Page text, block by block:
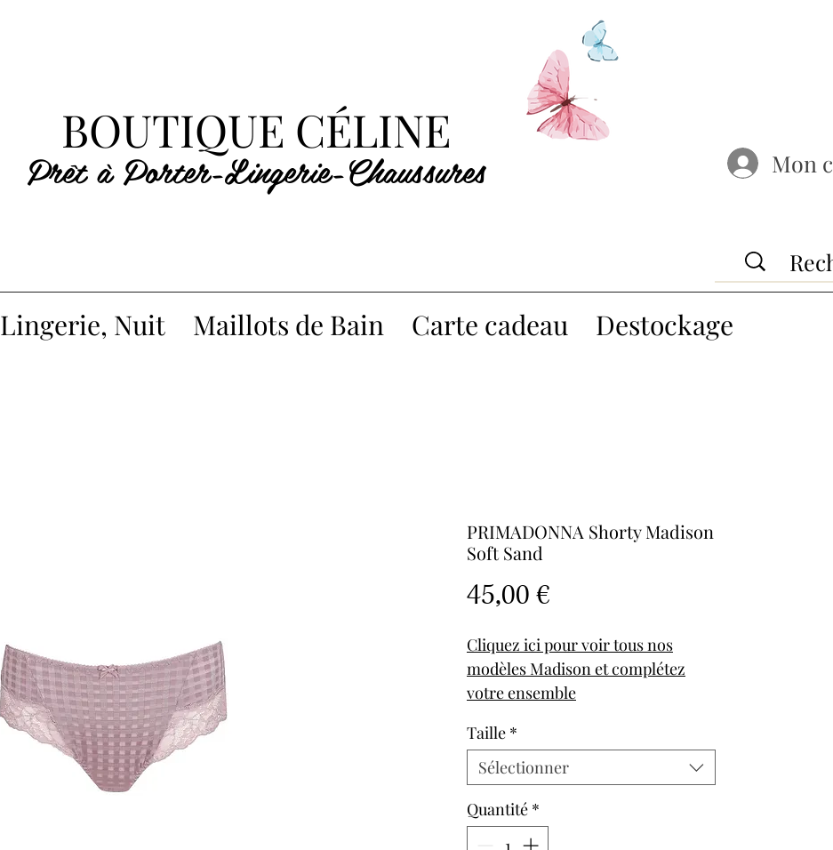
BOUTIQUE CÉLINE
Prêt à Porter-Lingerie-Chaussures Mon
Lingerie, Nuit Maillots de Bain Carte cadeau Destockage
PRIMADONNA Shorty Madison
Soft Sand
45,00 €
Cliquez ici pour voir tous nos
modèles Madison et complétez
votre ensemble
Référence 0562127SOF - Madison
Soft Sand
Taille *
Sélectionner
Quantité *